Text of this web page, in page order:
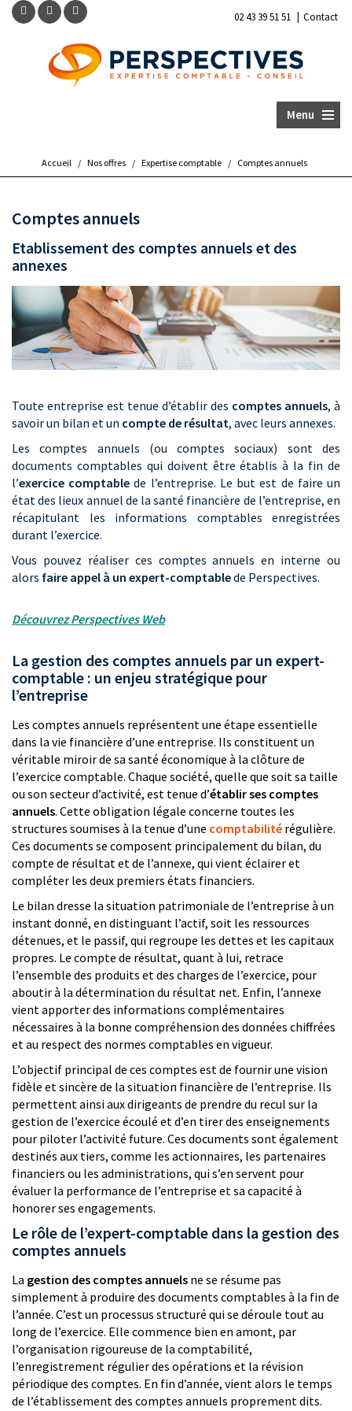
02 43 39 51 51 | Contact
Menu
Accueil / Nos offres / Expertise comptable / Comptes annuels
Comptes annuels
Etablissement des comptes annuels et des
annexes
Toute entreprise est tenue d’établir des comptes annuels, à
savoir un bilan et un compte de résultat, avec leurs annexes.
Les comptes annuels (ou comptes sociaux) sont des
documents comptables qui doivent être établis à la fin de
l’exercice comptable de l’entreprise. Le but est de faire un
état des lieux annuel de la santé financière de l’entreprise, en
récapitulant les informations comptables enregistrées
durant l’exercice.
Vous pouvez réaliser ces comptes annuels en interne ou
alors faire appel à un expert-comptablede Perspectives.
Découvrez Perspectives Web
La gestion des comptes annuels par un expert-
comptable : un enjeu stratégique pour
l’entreprise
Les comptes annuels représentent une étape essentielle
dans la vie financière d’une entreprise. Ils constituent un
véritable miroir de sa santé économique à la clôture de
l’exercice comptable. Chaque société, quelle que soit sa taille
ou son secteur d’activité, est tenue d’établir ses comptes
annuels. Cette obligation légale concerne toutes les
structures soumises à la tenue d’une comptabilité régulière.
Ces documents se composent principalement du bilan, du
compte de résultat et de l’annexe, qui vient éclairer et
compléter les deux premiers états financiers.
Le bilan dresse la situation patrimoniale de l’entreprise à un
instant donné, en distinguant l’actif, soit les ressources
détenues, et le passif, qui regroupe les dettes et les capitaux
propres. Le compte de résultat, quant à lui, retrace
l’ensemble des produits et des charges de l’exercice, pour
aboutir à la détermination du résultat net. Enfin, l’annexe
vient apporter des informations complémentaires
nécessaires à la bonne compréhension des données chiffrées
et au respect des normes comptables en vigueur.
L’objectif principal de ces comptes est de fournir une vision
fidèle et sincère de la situation financière de l’entreprise. Ils
permettent ainsi aux dirigeants de prendre du recul sur la
gestion de l’exercice écoulé et d’en tirer des enseignements
pour piloter l’activité future. Ces documents sont également
destinés aux tiers, comme les actionnaires, les partenaires
financiers ou les administrations, qui s’en servent pour
évaluer la performance de l’entreprise et sa capacité à
honorer ses engagements.
Le rôle de l’expert-comptable dans la gestion des
comptes annuels
La gestion des comptes annuels ne se résume pas
simplement à produire des documents comptables à la fin de
l’année. C’est un processus structuré qui se déroule tout au
long de l’exercice. Elle commence bien en amont, par
l’organisation rigoureuse de la comptabilité,
l’enregistrement régulier des opérations et la révision
périodique des comptes. En fin d’année, vient alors le temps
de l’établissement des comptes annuels proprement dits.